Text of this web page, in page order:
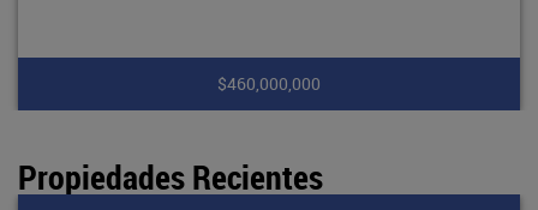
$460,000,000
Propiedades Recientes